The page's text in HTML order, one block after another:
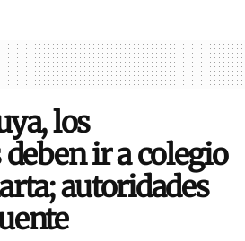
los
ir a colegio
autoridades